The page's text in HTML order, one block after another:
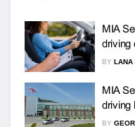
MIA
driving
BY LANA
MIA
driving
BY